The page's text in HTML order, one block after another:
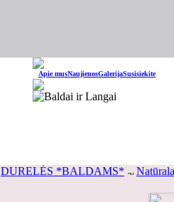
Apie musNaujienosGalerijaSusisiekite
DURELĖS *BALDAMS*